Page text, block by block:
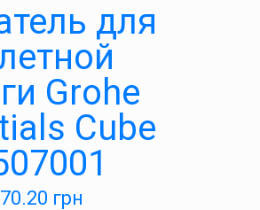
для
Grohe
Cube
грн